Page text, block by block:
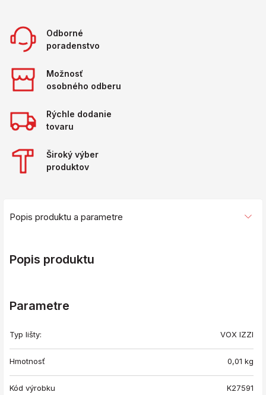
Odborné
poradenstvo
Možnosť
osobného odberu
Rýchle dodanie
tovaru
Široký výber
produktov
Popis produktu a parametre
Popis produktu
Parametre
Typ lišty: VOX IZZI
Hmotnosť 0,01 kg
Kód výrobku K27591